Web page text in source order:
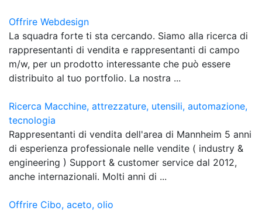
Offrire Webdesign
La squadra forte ti sta cercando. Siamo alla ricerca di
rappresentanti di vendita e rappresentanti di campo
m/w, per un prodotto interessante che può essere
distribuito al tuo portfolio. La nostra ...
Ricerca Macchine, attrezzature, utensili, automazione,
tecnologia
Rappresentanti di vendita dell'area di Mannheim 5 anni
di esperienza professionale nelle vendite ( industry &
engineering ) Support & customer service dal 2012,
anche internazionali. Molti anni di ...
Offrire Cibo, aceto, olio